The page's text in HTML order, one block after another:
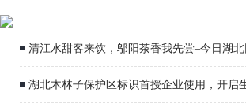
清江水甜客来饮，邬阳茶香我先尝–今日湖北
湖北木林子保护区标识首授企业使用，开启生态产品品牌赋